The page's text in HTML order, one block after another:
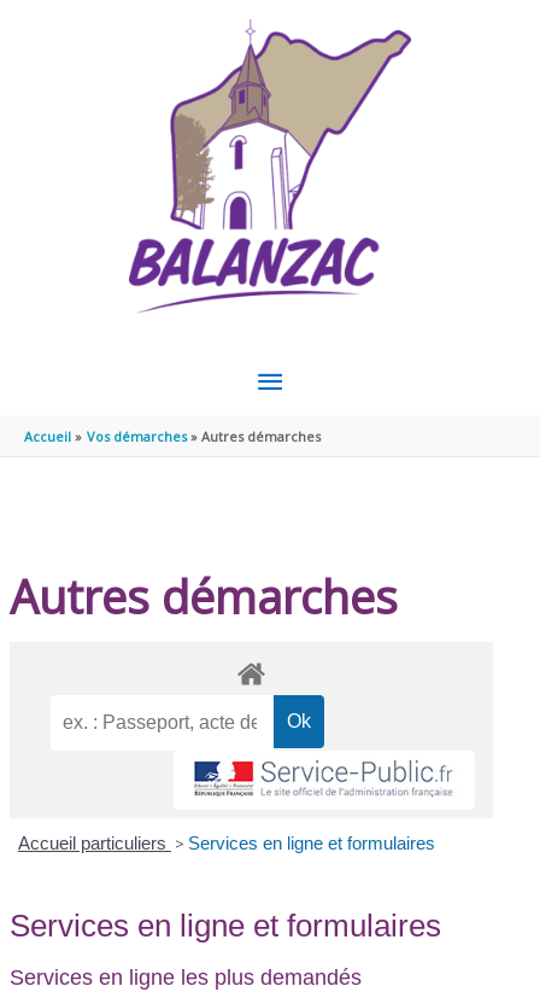
MENU
PRINCIPAL
Accueil Vos démarches Autres démarches
Autres démarches
Accueil particuliers > Services en ligne et formulaires
Services en ligne et formulaires
Services en ligne les plus demandés